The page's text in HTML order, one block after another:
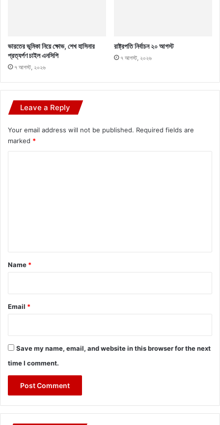
ভারতের ভূমিকা নিয়ে ক্ষোভ, শেখ হাসিনার
প্রত্যর্পণ চাইল এনসিপি
৭ আগস্ট, ২০২৬
রাষ্ট্রপতি নির্বাচন ২০ আগস্ট
৭ আগস্ট, ২০২৬
Leave a Reply
Your email address will not be published. Required fields are
marked *
*
Name *
Email *
Save my name, email, and website in this browser for the next
time I comment.